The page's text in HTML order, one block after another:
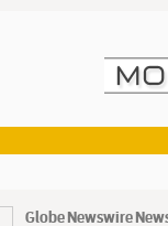
Globe Newswire